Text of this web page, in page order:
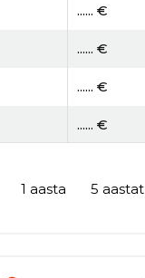
...... €
...... €
...... €
...... €
1 aasta 5 aastat